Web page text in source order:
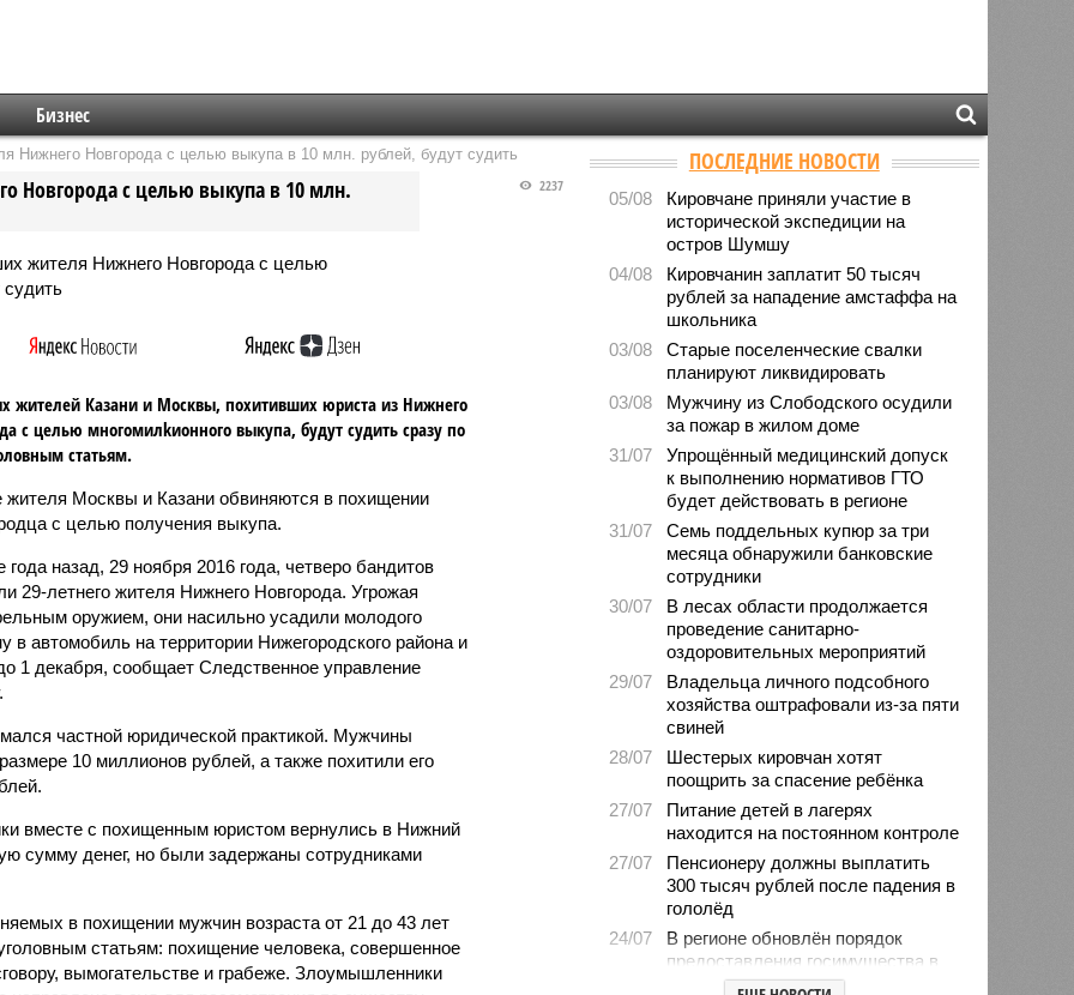
Бизнес
Нижнего Новгорода с целью выкупа в 10 млн. рублей, будут судить
Новгорода с целью выкупа в 10 млн. 2237
жителей Казани и Москвы, похитивших юриста из Нижнего
с целью многомилkионного выкупа, будут судить сразу по
статьям.
жителя Москвы и Казани обвиняются в похищении
с целью получения выкупа.
назад, 29 ноября 2016 года, четверо бандитов
29-летнего жителя Нижнего Новгорода. Угрожая
оружием, они насильно усадили молодого
в автомобиль на территории Нижегородского района и
1 декабря, сообщает Следственное управление
частной юридической практикой. Мужчины
10 миллионов рублей, а также похитили его
вместе с похищенным юристом вернулись в Нижний
сумму денег, но были задержаны сотрудниками
в похищении мужчин возраста от 21 до 43 лет
статьям: похищение человека, совершенное
вымогательстве и грабеже. Злоумышленники
ПОСЛЕДНИЕ НОВОСТИ
05/08
Кировчане приняли участие в
исторической экспедиции на
остров Шумшу
04/08
Кировчанин заплатит 50 тысяч
рублей за нападение амстаффа на
школьника
03/08
Старые поселенческие свалки
планируют ликвидировать
03/08
Мужчину из Слободского осудили
за пожар в жилом доме
31/07
Упрощённый медицинский допуск
к выполнению нормативов ГТО
будет действовать в регионе
31/07
Семь поддельных купюр за три
месяца обнаружили банковские
сотрудники
30/07
В лесах области продолжается
проведение санитарно-
оздоровительных мероприятий
29/07
Владельца личного подсобного
хозяйства оштрафовали из-за пяти
свиней
28/07
Шестерых кировчан хотят
поощрить за спасение ребёнка
27/07
Питание детей в лагерях
находится на постоянном контроле
27/07
Пенсионеру должны выплатить
300 тысяч рублей после падения в
гололёд
24/07
В регионе обновлён порядок
предоставления госимущества в
аренду